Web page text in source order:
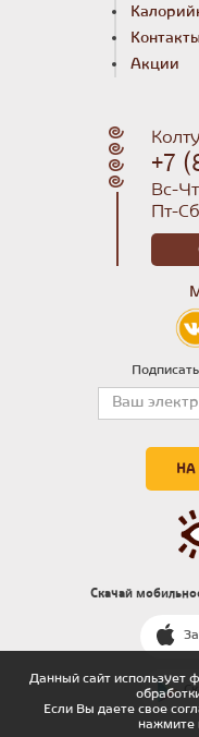
Акции
+7
Вс-
Пт-
НА
Скачай
Данный сайт использует
Если Вы даете свое
нажмите